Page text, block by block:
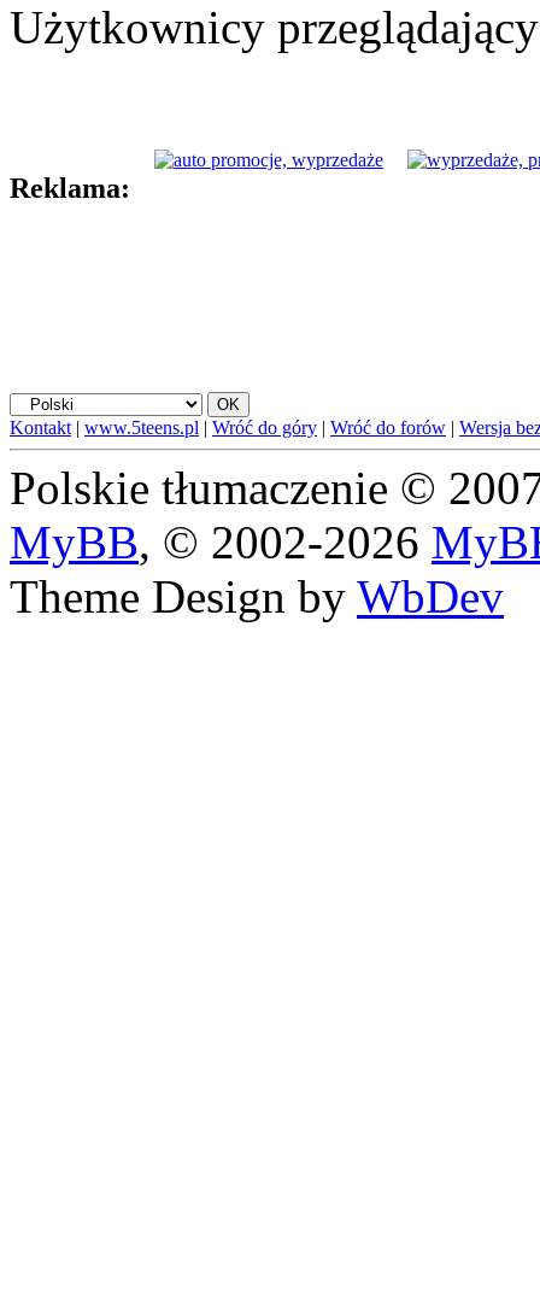
Użytkownicy
Reklama:
Kontakt | www.5teens.pl | Wróć do góry | Wróć do forów | Wersja
Polskie tłumaczenie ©
MyBB, © 2002-2026
Theme Design by WbDev